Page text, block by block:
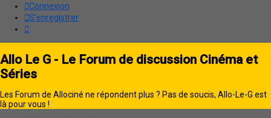
Connexion
S’enregistrer
Allo Le G - Le Forum de discussion Cinéma et
Séries
Les Forum de Allociné ne répondent plus ? Pas de soucis, Allo-Le-G est
là pour vous !